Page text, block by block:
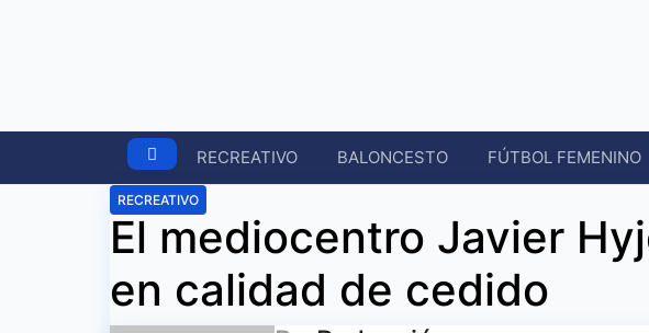
RECREATIVO BALONCESTO FÚTBOL FEMENINO
RECREATIVO
El mediocentro Javier
en calidad de cedido